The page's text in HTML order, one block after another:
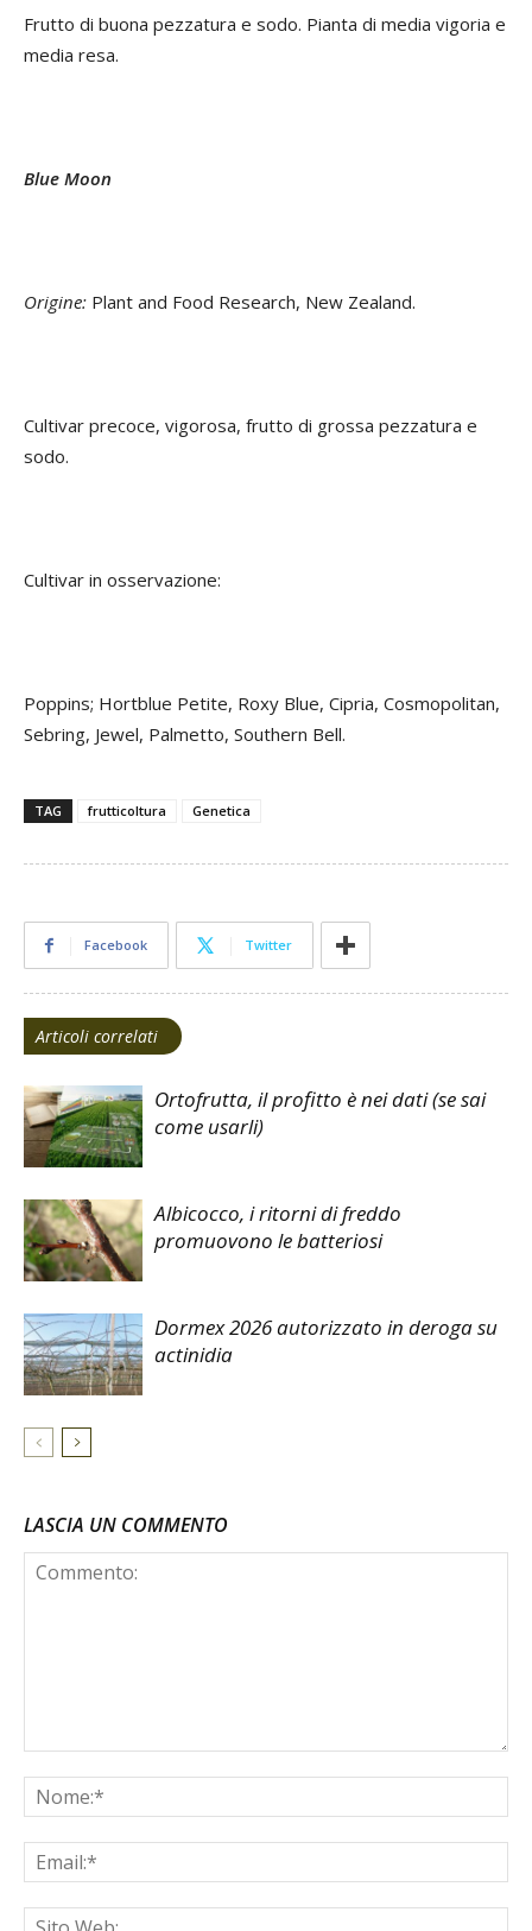
Frutto di buona pezzatura e sodo. Pianta di media vigoria e
media resa.
Blue Moon
Origine: Plant and Food Research, New Zealand.
Cultivar precoce, vigorosa, frutto di grossa pezzatura e
sodo.
Cultivar in osservazione:
Poppins; Hortblue Petite, Roxy Blue, Cipria, Cosmopolitan,
Sebring, Jewel, Palmetto, Southern Bell.
TAG frutticoltura Genetica
Facebook Twitter
Articoli correlati
Ortofrutta, il profitto è nei dati (se sai
come usarli)
Albicocco, i ritorni di freddo
promuovono le batteriosi
Dormex 2026 autorizzato in deroga su
actinidia
LASCIA UN COMMENTO